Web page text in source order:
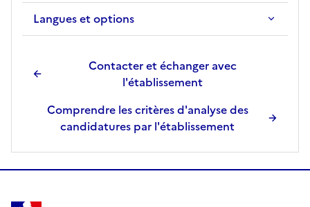
Langues et options
Contacter et échanger avec
l'établissement
Comprendre les critères d'analyse des
candidatures par l'établissement